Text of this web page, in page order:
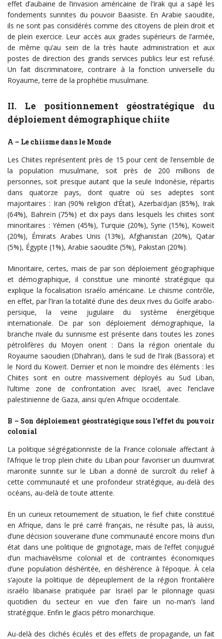
effet d’aubaine de l’invasion américaine de l’Irak qui a sapé les
fondements sunnites du pouvoir Baasiste. En Arabie saoudite,
ils ne sont pas considérés comme des citoyens de plein droit et
de plein exercice. Leur accès aux grades supérieurs de l’armée,
de même qu’au sein de la très haute administration et aux
postes de direction des grands services publics leur est refusé.
Un fait discriminatoire, contraire à la fonction universelle du
Royaume, terre de la prophétie musulmane.
II. Le positionnement géostratégique du
déploiement démographique chiite
A – Le chiisme dans le Monde
Les Chiites représentent près de 15 pour cent de l’ensemble de
la population musulmane, soit près de 200 millions de
personnes, soit presque autant que la seule Indonésie, répartis
dans quatorze pays, dont quatre où ses adeptes sont
majoritaires : Iran (90% religion d’État), Azerbaïdjan (85%), Irak
(64%), Bahreïn (75%) et dix pays dans lesquels les chiites sont
minoritaires : Yémen (45%), Turquie (20%), Syrie (15%), Koweït
(20%), Émirats Arabes Unis (13%), Afghanistan (20%), Qatar
(5%), Égypte (1%), Arabie saoudite (5%), Pakistan (20%).
Minoritaire, certes, mais de par son déploiement géographique
et démographique, il constitue une minorité stratégique qui
explique la focalisation israélo américaine. Le chiisme contrôle,
en effet, par l’Iran la totalité d’une des deux rives du Golfe arabo-
persique, la veine jugulaire du système énergétique
internationale. De par son déploiement démographique, la
branche rivale du sunnisme est présente dans toutes les zones
pétrolifères du Moyen orient : Dans la région orientale du
Royaume saoudien (Dhahran), dans le sud de l’Irak (Bassora) et
le Nord du Koweït. Dernier et non le moindre des éléments : les
Chiites sont en outre massivement déployés au Sud Liban,
l’ultime zone de confrontation avec Israël, avec l’enclave
palestinienne de Gaza, ainsi qu’en Afrique occidentale.
B – Son déploiement géostratégique sous l’effet du pouvoir
colonial
La politique ségrégationniste de la France coloniale affectant à
l’Afrique le trop plein chiite du Liban pour favoriser un duumvirat
maronite sunnite sur le Liban a donné de surcroît du relief à
cette communauté et une profondeur stratégique, au-delà des
océans, au-delà de toute attente.
En un curieux retournement de situation, le fief chiite constitué
en Afrique, dans le pré carré français, ne résulte pas, là aussi,
d’une décision souveraine d’une communauté encore moins d’un
état dans une politique de grignotage, mais de l’effet conjugué
d’un machiavélisme colonial et de contraintes économiques
d’une population déshéritée, en déshérence à l’époque. À cela
s’ajoute la politique de dépeuplement de la région frontalière
israélo libanaise pratiquée par Israël par le pilonnage quasi
quotidien du secteur en vue d’en faire un no-man’s land
stratégique. Enfin le glacis pétro monarchique.
Au-delà des clichés éculés et des effets de propagande, un fait